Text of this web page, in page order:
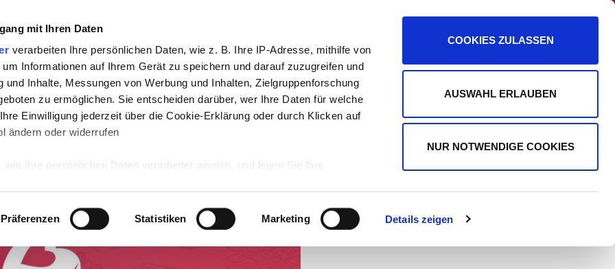
mit Ihren Daten
verarbeiten Ihre persönlichen Daten, wie z. B. Ihre IP-Adresse, mithilfe von
Informationen auf Ihrem Gerät zu speichern und darauf zuzugreifen und
und Inhalte, Messungen von Werbung und Inhalten, Zielgruppenforschung
zu ermöglichen. Sie entscheiden darüber, wer Ihre Daten für welche
Einwilligung jederzeit über die Cookie-Erklärung oder durch Klicken auf
ändern oder widerrufen
Ihre persönlichen Daten verarbeitet werden, und legen Sie Ihre
Inhalte und Anzeigen zu personalisieren, Funktionen für soziale Medien
Zugriffe auf unsere Website zu analysieren. Außerdem geben wir
unserer Website an unsere Partner für soziale Medien, Werbung
Partner führen diese Informationen möglicherweise mit weiteren Daten
Präferenzen Statistiken Marketing Details zeigen
COOKIES ZULASSEN
AUSWAHL ERLAUBEN
NUR NOTWENDIGE COOKIES
PROMIPLANET EXKLUSIV
läuft erstmals in der Primetime!
Kuppelshow läuft erstmals
WERBUNG